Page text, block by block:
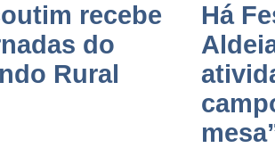
recebe
do
Rural
Há